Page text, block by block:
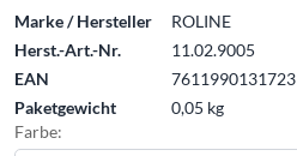
Marke / Hersteller
ROLINE
Herst.-Art.-Nr.
11.02.9005
EAN
7611990131723
Paketgewicht
0,05 kg
Farbe: